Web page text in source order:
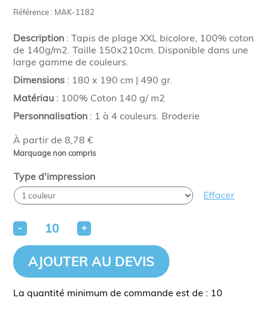
Référence : MAK-1182
À partir de 8,78 €
Marquage non compris
Description : Tapis de plage XXL bicolore, 100% coton
de 140g/m2. Taille 150x210cm. Disponible dans une
large gamme de couleurs.
Dimensions : 180 x 190 cm | 490 gr.
Matériau : 100% Coton 140 g/ m2
Personnalisation : 1 à 4 couleurs. Broderie
Type d'impression
Effacer
- +
AJOUTER AU DEVIS
La quantité minimum de commande est de : 10